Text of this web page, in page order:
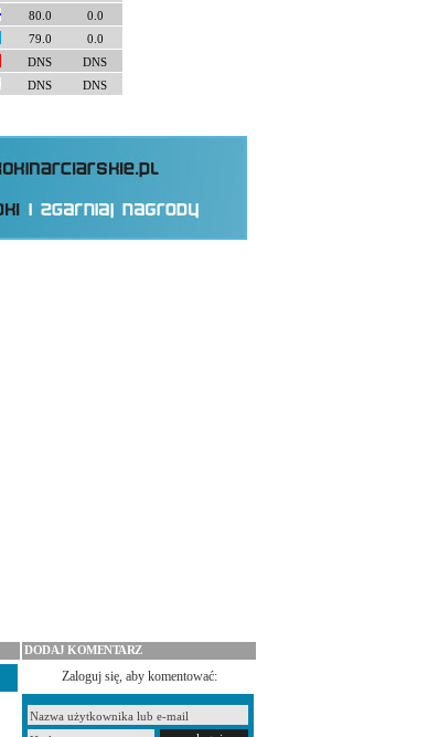
80.0
0.0
79.0
0.0
DNS
DNS
DNS DNS
DODAJ KOMENTARZ
Zaloguj się, aby komentować: